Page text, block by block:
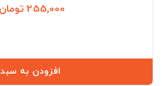
255,000 تومان
افزودن به سبد